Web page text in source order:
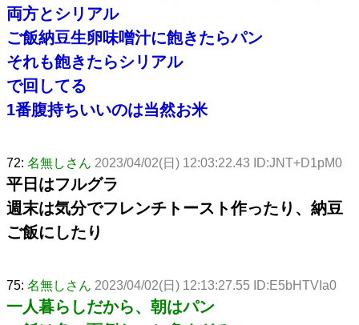
両方とシリアル
ご飯納豆生卵味噌汁に飽きたらパン
それも飽きたらシリアル
で回してる
1番腹持ちいいのは当然お米
72: 名無しさん 2023/04/02(日) 12:03:22.43 ID:JNT+D1pM0
平日はフルグラ
週末は気分でフレンチトースト作ったり、納豆
ご飯にしたり
75: 名無しさん 2023/04/02(日) 12:13:27.55 ID:E5bHTVIa0
一人暮らしだから、朝はパン